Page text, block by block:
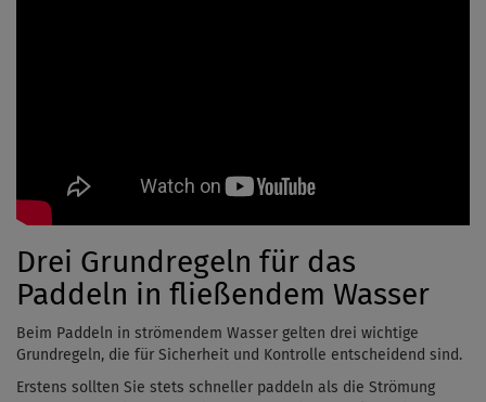
Drei Grundregeln für das
Paddeln in fließendem Wasser
Beim Paddeln in strömendem Wasser gelten drei wichtige
Grundregeln, die für Sicherheit und Kontrolle entscheidend sind.
Erstens sollten Sie stets schneller paddeln als die Strömung